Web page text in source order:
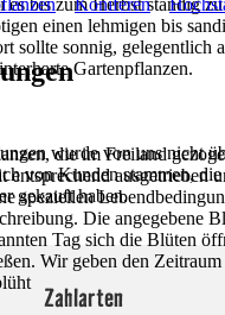
bis zum Herbst ständig
einen lehmigen bis
sollte sonnig, gelegentlich
Gartenpflanzen.
die im Freiland
entsprechend ausgetrieben
speziellen
Die angegebene
Tag sich die Blüten
Wir geben den
Koniferen
wurde von uns nicht
von Kunden stammen,
gekauft haben.
Zahlarten